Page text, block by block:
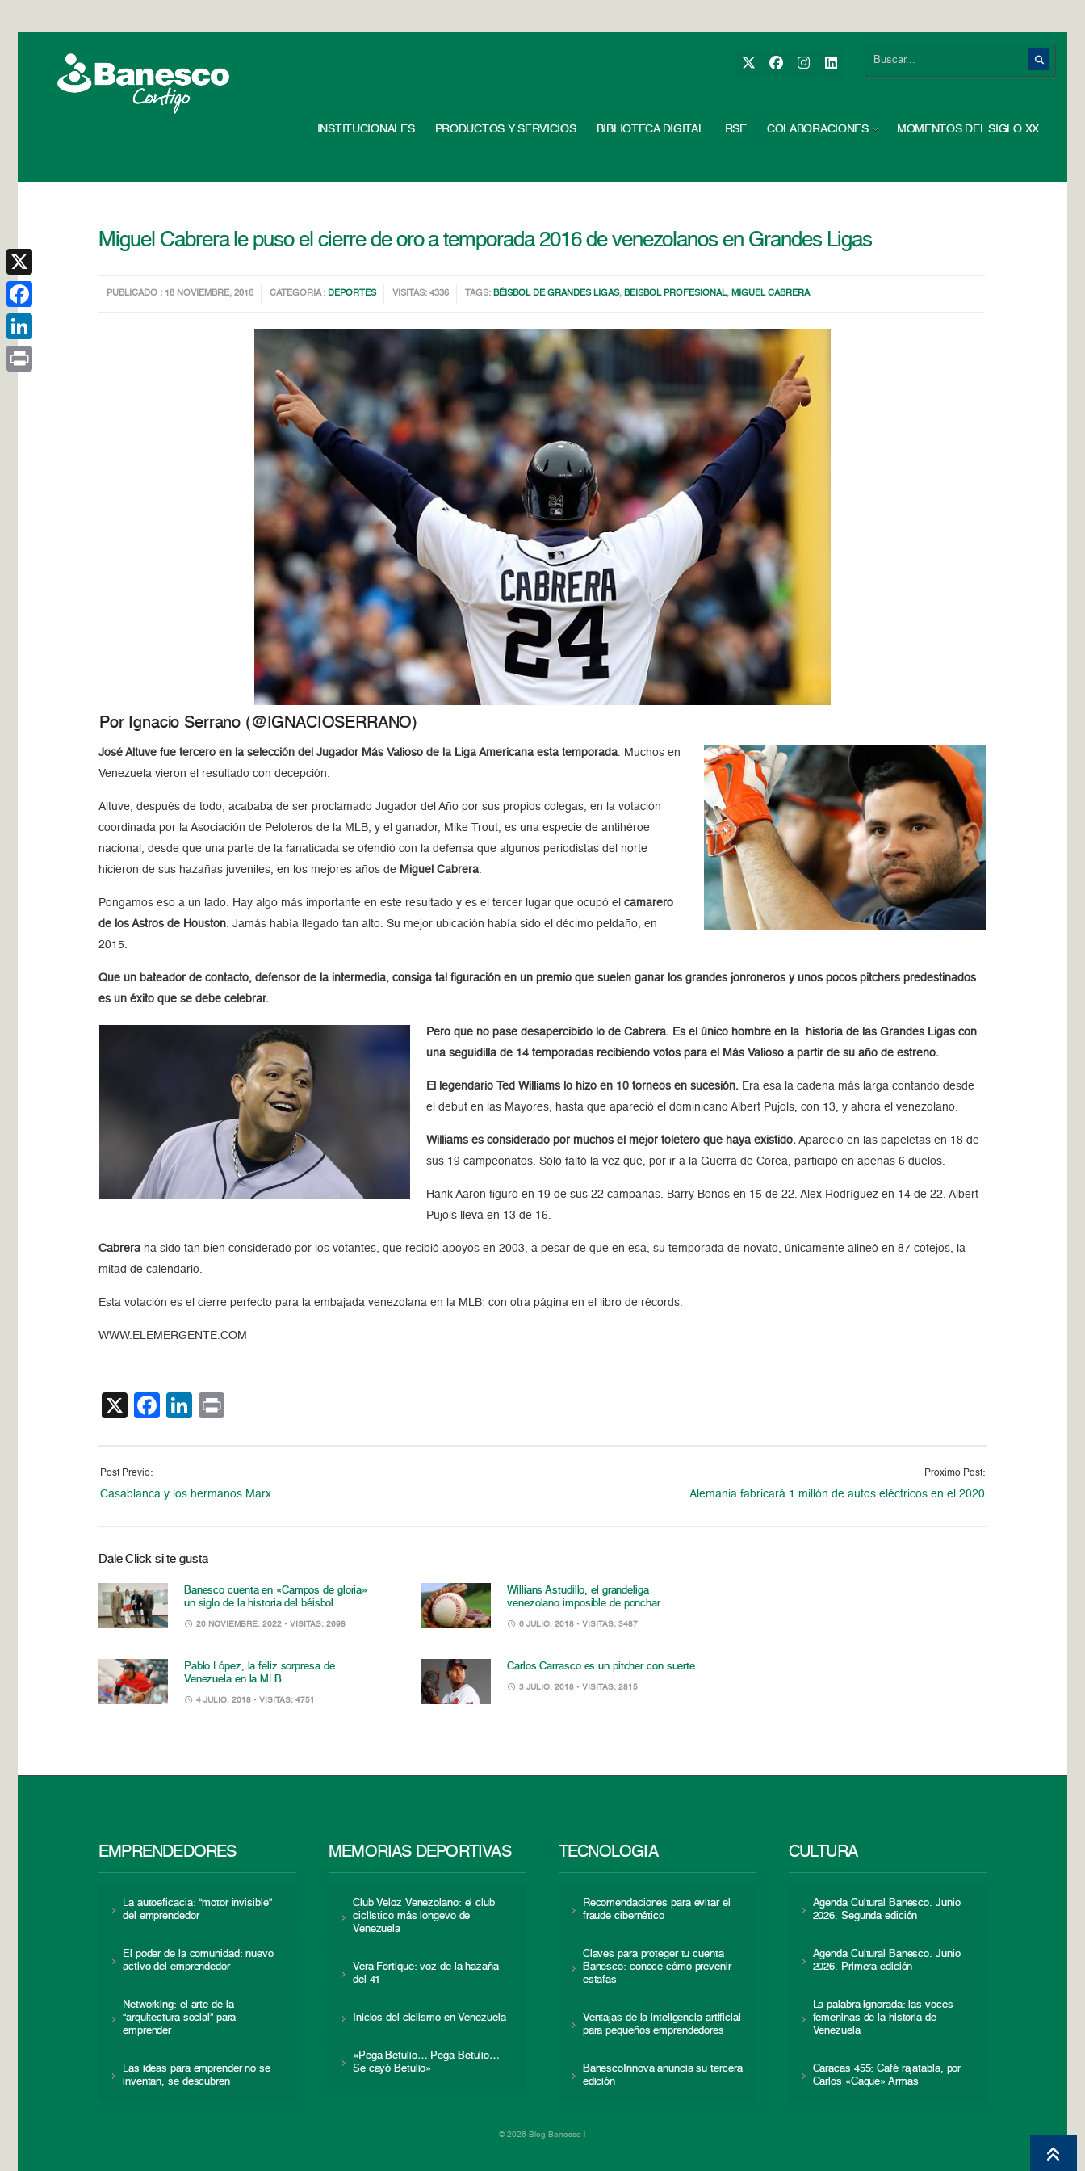
INSTITUCIONALES PRODUCTOS Y SERVICIOS BIBLIOTECA DIGITAL RSE COLABORACIONES MOMENTOS DEL SIGLO XX
Miguel Cabrera le puso el cierre de oro a temporada 2016 de venezolanos en Grandes Ligas
PUBLICADO : 18 NOVIEMBRE, 2016 CATEGORIA : DEPORTES VISITAS: 4336 TAGS: BÉISBOL DE GRANDES LIGAS, BEISBOL PROFESIONAL, MIGUEL CABRERA
Por Ignacio Serrano (@IGNACIOSERRANO)
José Altuve fue tercero en la selección del Jugador Más Valioso de la Liga Americana esta temporada . Muchos en
Venezuela vieron el resultado con decepción.
Altuve, después de todo, acababa de ser proclamado Jugador del Año por sus propios colegas, en la votación
coordinada por la Asociación de Peloteros de la MLB, y el ganador, Mike Trout, es una especie de antihéroe
nacional, desde que una parte de la fanaticada se ofendió con la defensa que algunos periodistas del norte
hicieron de sus hazañas juveniles, en los mejores años de Miguel Cabrera
Pongamos eso a un lado. Hay algo más importante en este resultado y es el tercer lugar que ocupó elcamarero
de los Astros de Houston . Jamás había llegado tan alto. Su mejor ubicación había sido el décimo peldaño, en
2015.
Que un bateador de contacto, defensor de la intermedia, consiga tal figuración en un premio que suelen ganar los grandes jonroneros y unos pocos pitchers predestinados
es un éxito que se debe celebrar.
Pero que no pase desapercibido lo de Cabrera. Es el único hombre en la historia de las Grandes Ligas con
una seguidilla de 14 temporadas recibiendo votos para el Más Valioso a partir de su año de estreno.
El legendario Ted Williams lo hizo en 10 torneos en sucesión. Era esa la cadena más larga contando desde
el debut en las Mayores, hasta que apareció el dominicano Albert Pujols, con 13, y ahora el venezolano.
Williams es considerado por muchos el mejor toletero que haya existido. Apareció en las papeletas en 18 de
sus 19 campeonatos. Sólo faltó la vez que, por ir a la Guerra de Corea, participó en apenas 6 duelos.
Hank Aaron figuró en 19 de sus 22 campañas. Barry Bonds en 15 de 22. Alex Rodríguez en 14 de 22. Albert
Pujols lleva en 13 de 16.
Cabrera ha sido tan bien considerado por los votantes, que recibió apoyos en 2003, a pesar de que en esa, su temporada de novato, únicamente alineó en 87 cotejos, la
mitad de calendario.
Esta votación es el cierre perfecto para la embajada venezolana en la MLB: con otra página en el libro de récords.
WWW.ELEMERGENTE.COM
X Facebook
LinkedIn
Post Previo:
Casablanca y los hermanos Marx
Proximo Post:
Alemania fabricará 1 millón de autos eléctricos en el 2020
Dale Click si te gusta
Banesco cuenta en «Campos de gloria»
un siglo de la historia del béisbol
20 NOVIEMBRE, 2022 • VISITAS: 2698
Willians Astudillo, el grandeliga
venezolano imposible de ponchar
6 JULIO, 2018 • VISITAS: 3487
Pablo López, la feliz sorpresa de
Venezuela en la MLB
4 JULIO, 2018 • VISITAS: 4751
Carlos Carrasco es un pitcher con suerte
3 JULIO, 2018 • VISITAS: 2815
EMPRENDEDORES
La autoeficacia: “motor invisible”
del emprendedor
El poder de la comunidad: nuevo
activo del emprendedor
Networking: el arte de la
“arquitectura social” para
emprender
Las ideas para emprender no se
inventan, se descubren
MEMORIAS DEPORTIVAS
Club Veloz Venezolano: el club
ciclístico más longevo de
Venezuela
Vera Fortique: voz de la hazaña
del 41
Inicios del ciclismo en Venezuela
«Pega Betulio… Pega Betulio…
Se cayó Betulio»
TECNOLOGÍA
Recomendaciones para evitar el
fraude cibernético
Claves para proteger tu cuenta
Banesco: conoce cómo prevenir
estafas
Ventajas de la inteligencia artificial
para pequeños emprendedores
BanescoInnova anuncia su tercera
edición
CULTURA
Agenda Cultural Banesco. Junio
2026. Segunda edición
Agenda Cultural Banesco. Junio
2026. Primera edición
La palabra ignorada: las voces
femeninas de la historia de
Venezuela
Caracas 455: Café rajatabla, por
Carlos «Caque» Armas
© 2026 Blog Banesco |
X
Facebook
LinkedIn